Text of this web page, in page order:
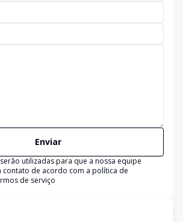
Enviar
utilizadas para que a nossa equipe
contato de acordo com a política de
de serviço